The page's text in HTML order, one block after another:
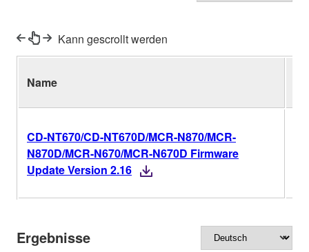
Kann gescrollt werden
Name
CD-NT670/CD-NT670D/MCR-N870/MCR-
N870D/MCR-N670/MCR-N670D Firmware
Update Version 2.16
Ergebnisse